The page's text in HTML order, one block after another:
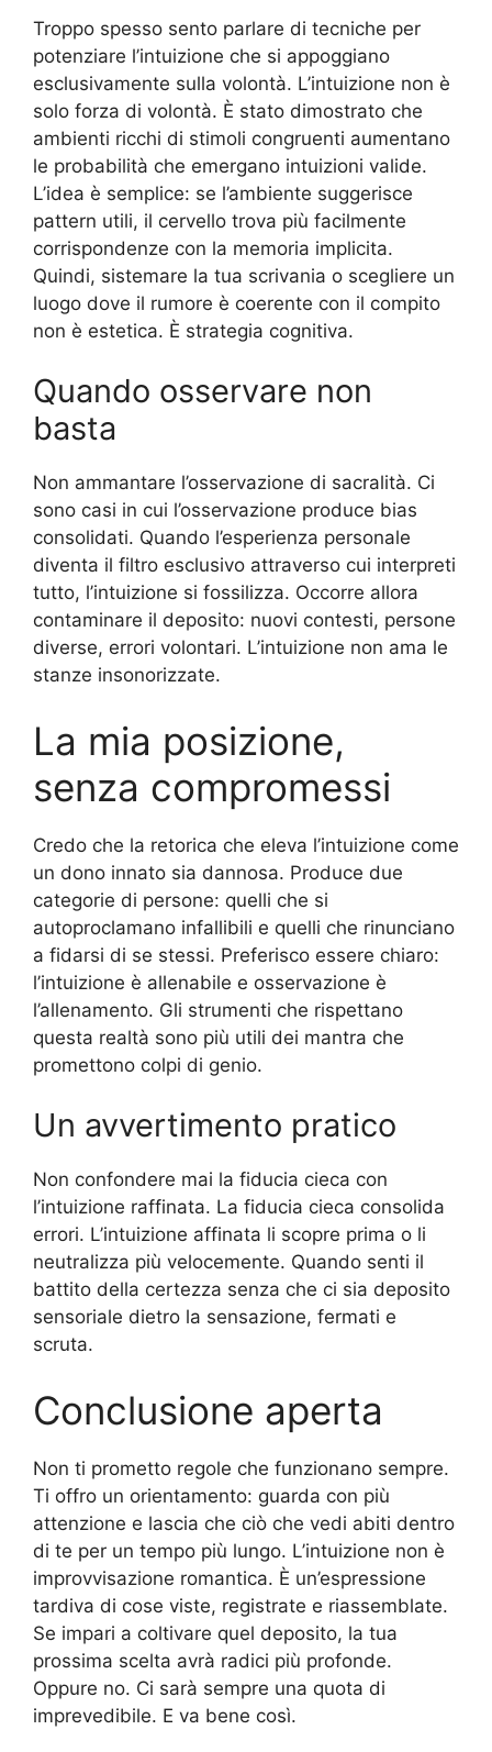
Troppo spesso sento parlare di tecniche per
potenziare l’intuizione che si appoggiano
esclusivamente sulla volontà. L’intuizione non è
solo forza di volontà. È stato dimostrato che
ambienti ricchi di stimoli congruenti aumentano
le probabilità che emergano intuizioni valide.
L’idea è semplice: se l’ambiente suggerisce
pattern utili, il cervello trova più facilmente
corrispondenze con la memoria implicita.
Quindi, sistemare la tua scrivania o scegliere un
luogo dove il rumore è coerente con il compito
non è estetica. È strategia cognitiva.
Quando osservare non
basta
Non ammantare l’osservazione di sacralità. Ci
sono casi in cui l’osservazione produce bias
consolidati. Quando l’esperienza personale
diventa il filtro esclusivo attraverso cui interpreti
tutto, l’intuizione si fossilizza. Occorre allora
contaminare il deposito: nuovi contesti, persone
diverse, errori volontari. L’intuizione non ama le
stanze insonorizzate.
La mia posizione,
senza compromessi
Credo che la retorica che eleva l’intuizione come
un dono innato sia dannosa. Produce due
categorie di persone: quelli che si
autoproclamano infallibili e quelli che rinunciano
a fidarsi di se stessi. Preferisco essere chiaro:
l’intuizione è allenabile e osservazione è
l’allenamento. Gli strumenti che rispettano
questa realtà sono più utili dei mantra che
promettono colpi di genio.
Un avvertimento pratico
Non confondere mai la fiducia cieca con
l’intuizione raffinata. La fiducia cieca consolida
errori. L’intuizione affinata li scopre prima o li
neutralizza più velocemente. Quando senti il
battito della certezza senza che ci sia deposito
sensoriale dietro la sensazione, fermati e
scruta.
Conclusione aperta
Non ti prometto regole che funzionano sempre.
Ti offro un orientamento: guarda con più
attenzione e lascia che ciò che vedi abiti dentro
di te per un tempo più lungo. L’intuizione non è
improvvisazione romantica. È un’espressione
tardiva di cose viste, registrate e riassemblate.
Se impari a coltivare quel deposito, la tua
prossima scelta avrà radici più profonde.
Oppure no. Ci sarà sempre una quota di
imprevedibile. E va bene così.